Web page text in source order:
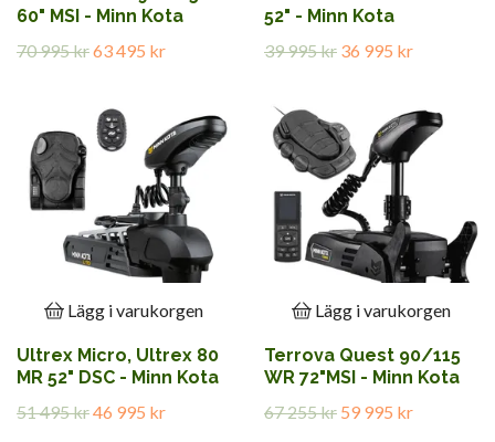
60" MSI - Minn Kota
70 995 kr63 495 kr
52" - Minn Kota
39 995 kr 36 995 kr
Lägg i varukorgen
Ultrex Micro, Ultrex 80
MR 52" DSC - Minn Kota
51 495 kr46 995 kr
Lägg i varukorgen
Terrova Quest 90/115
WR 72"MSI - Minn Kota
67 255 kr 59 995 kr